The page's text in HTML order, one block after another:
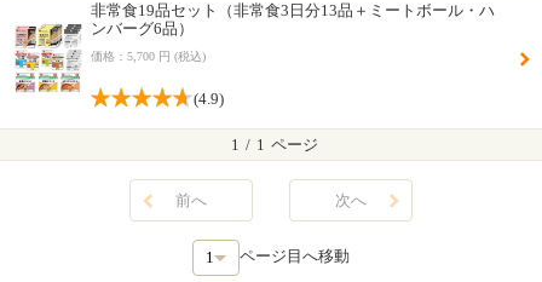
非常食19品セット（非常食3日分13品＋ミートボール・ハ
ンバーグ6品）
価格：5,700 円 (税込)
(4.9)
1 / 1 ページ
前へ 次へ
ページ目へ移動